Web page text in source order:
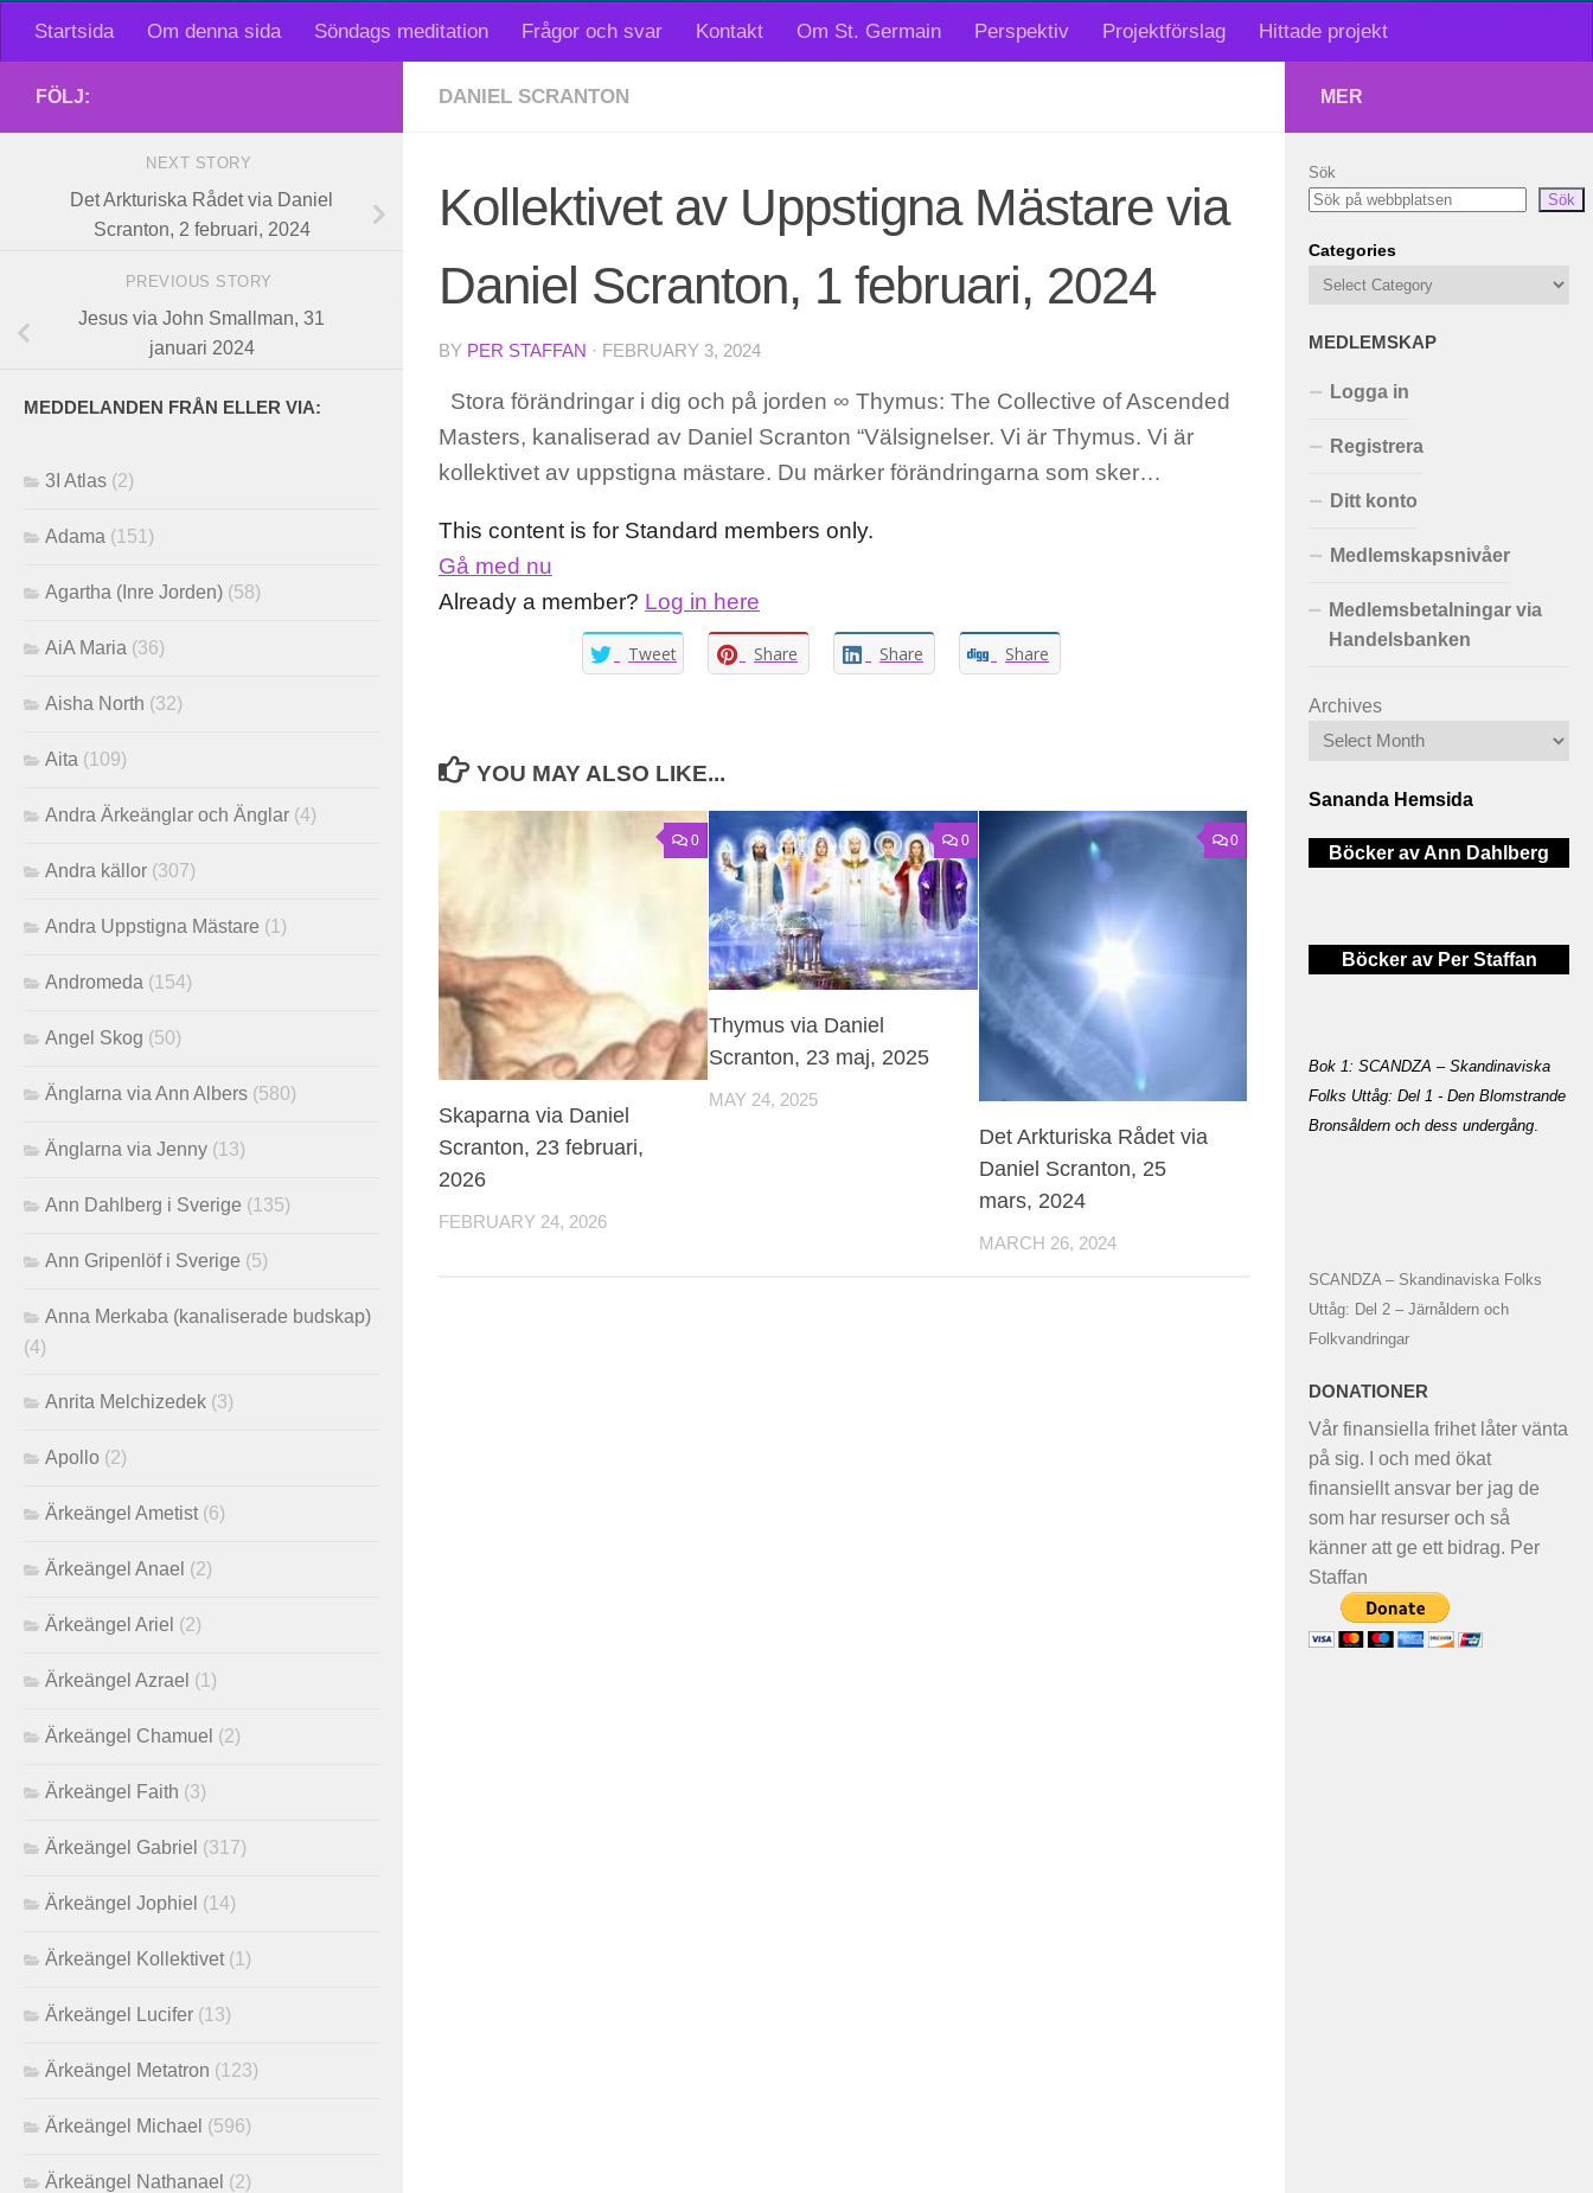
Startsida Om denna sida Söndags meditation Frågor och svar Kontakt Om St. Germain Perspektiv Projektförslag Hittade projekt
DANIEL SCRANTON
Kollektivet av Uppstigna Mästare via
Daniel Scranton, 1 februari, 2024
BY PER STAFFAN · FEBRUARY 3, 2024
Stora förändringar i dig och på jorden ∞ Thymus: The Collective of Ascended
Masters, kanaliserad av Daniel Scranton “Välsignelser. Vi är Thymus. Vi är
kollektivet av uppstigna mästare. Du märker förändringarna som sker…
This content is for Standard members only.
Gå med nu
Already a member? Log in here
Tweet Share Share Share
YOU MAY ALSO LIKE...
0
Skaparna via Daniel
Scranton, 23 februari,
2026
FEBRUARY 24, 2026
0
Thymus via Daniel
Scranton, 23 maj, 2025
MAY 24, 2025
0
Det Arkturiska Rådet via
Daniel Scranton, 25
mars, 2024
MARCH 26, 2024
FÖLJ:
NEXT STORY
Det Arkturiska Rådet via Daniel
Scranton, 2 februari, 2024
PREVIOUS STORY
Jesus via John Smallman, 31
januari 2024
MEDDELANDEN FRÅN ELLER VIA:
3I Atlas (2)
Adama (151)
Agartha (Inre Jorden) (58)
AiA Maria (36)
Aisha North (32)
Aita (109)
Andra Ärkeänglar och Änglar (4)
Andra källor (307)
Andra Uppstigna Mästare (1)
Andromeda (154)
Angel Skog (50)
Änglarna via Ann Albers (580)
Änglarna via Jenny (13)
Ann Dahlberg i Sverige (135)
Ann Gripenlöf i Sverige (5)
Anna Merkaba (kanaliserade budskap)
(4)
Anrita Melchizedek (3)
Apollo (2)
Ärkeängel Ametist (6)
Ärkeängel Anael (2)
Ärkeängel Ariel (2)
Ärkeängel Azrael (1)
Ärkeängel Chamuel (2)
Ärkeängel Faith (3)
Ärkeängel Gabriel (317)
Ärkeängel Jophiel (14)
Ärkeängel Kollektivet (1)
Ärkeängel Lucifer (13)
Ärkeängel Metatron (123)
Ärkeängel Michael (596)
Ärkeängel Nathanael (2)
MER
Sök
Sök
Categories
MEDLEMSKAP
Logga in
Registrera
Ditt konto
Medlemskapsnivåer
Medlemsbetalningar via
Handelsbanken
Archives
Sananda Hemsida
Böcker av Ann Dahlberg
Böcker av Per Staffan
Bok 1: SCANDZA – Skandinaviska
Folks Uttåg: Del 1 - Den Blomstrande
Bronsåldern och dess undergång.
SCANDZA – Skandinaviska Folks
Uttåg: Del 2 – Järnåldern och
Folkvandringar
DONATIONER
Vår finansiella frihet låter vänta
på sig. I och med ökat
finansiellt ansvar ber jag de
som har resurser och så
känner att ge ett bidrag. Per
Staffan